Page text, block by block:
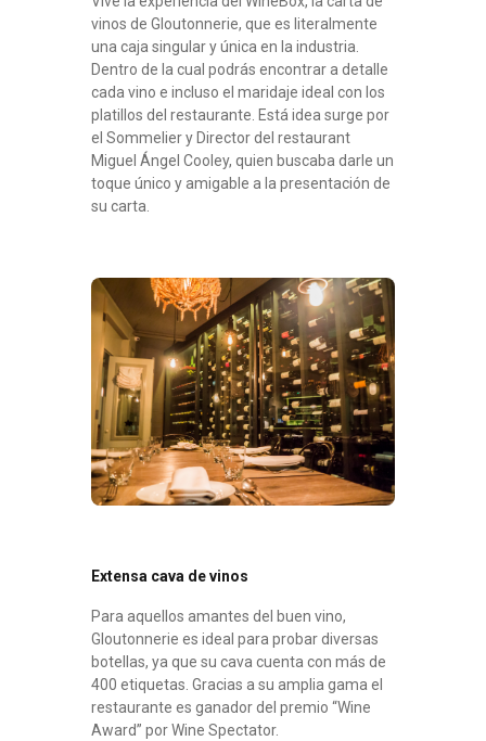
vinos de Gloutonnerie, que es literalmente
una caja singular y única en la industria.
Dentro de la cual podrás encontrar a detalle
cada vino e incluso el maridaje ideal con los
platillos del restaurante. Está idea surge por
el Sommelier y Director del restaurant
Miguel Ángel Cooley, quien buscaba darle un
toque único y amigable a la presentación de
su carta.
Extensa cava de vinos
Para aquellos amantes del buen vino,
Gloutonnerie es ideal para probar diversas
botellas, ya que su cava cuenta con más de
400 etiquetas. Gracias a su amplia gama el
restaurante es ganador del premio “Wine
Award” por Wine Spectator.